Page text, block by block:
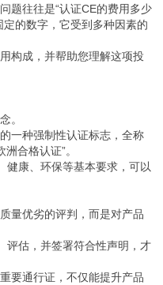
题往往是“认证CE的费用多少
的数字，它受到多种因素的
构成，并帮助您理解这项投
。
一种强制性认证标志，全称
合格认证”。
健康、环保等基本要求，可以
量优劣的评判，而是对产品
评估，并签署符合性声明，才
要通行证，不仅能提升产品